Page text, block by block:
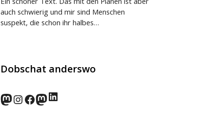
auch schwierig und mir sind Menschen
suspekt, die schon ihr halbes…
Dobschat anderswo
norden.social
Instagram
Facebook
wp-punks.social
LinkedIn